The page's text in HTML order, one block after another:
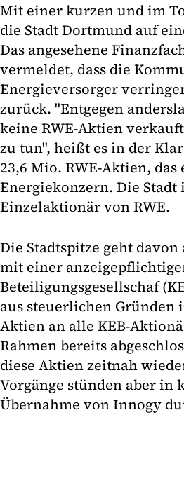
Mit einer kurzen und im
die Stadt Dortmund auf
Das angesehene
vermeldet, dass die
Energieversorger
zurück. "Entgegen
keine RWE-Aktien
zu tun", heißt es in der
23,6 Mio. RWE-Aktien,
Energiekonzern. Die
Einzelaktionär von RWE.
Die Stadtspitze geht
mit einer
Beteiligungsgesellschaf
aus steuerlichen Gründen
Aktien an alle KEB-
Rahmen bereits
diese Aktien zeitnah
Vorgänge stünden aber in
Übernahme von Innogy